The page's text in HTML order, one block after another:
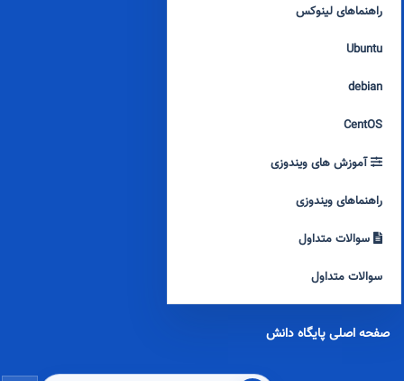
راهنماهای لینوکس
Ubuntu
debian
CentOS
آموزش های ویندوزی
راهنماهای ویندوزی
سوالات متداول
سوالات متداول
صفحه اصلی پایگاه دانش